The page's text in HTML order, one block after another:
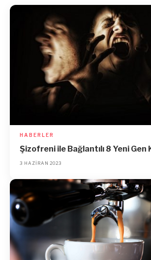
HABERLER
Şizofreni ile Bağlantılı 8 Yeni Gen
3 HAZIRAN 2023